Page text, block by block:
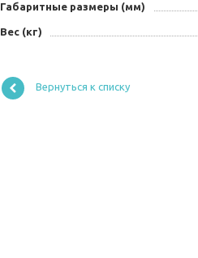
Габаритные размеры (мм)
Вес (кг)
Вернуться к списку